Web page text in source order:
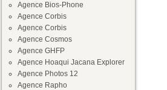
Agence Bios-Phone
Agence Corbis
Agence Corbis
Agence Cosmos
Agence GHFP
Agence Hoaqui Jacana Explorer
Agence Photos 12
Agence Rapho